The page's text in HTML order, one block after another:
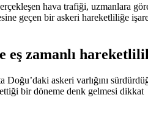
hava trafiği, uzmanlara
geçen bir askeri hareketliliğe
eş zamanlı
Doğu’daki askeri varlığını
bir döneme denk gelmesi dikkat